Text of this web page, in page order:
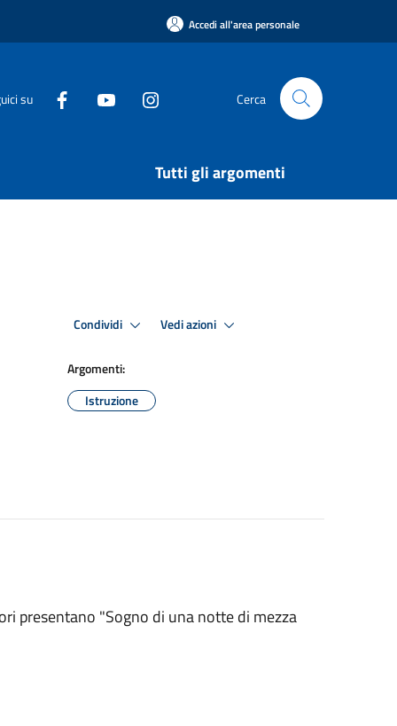
Accedi all'area personale
su Cerca
Tutti gli argomenti
Condividi Vedi azioni
Argomenti:
Istruzione
presentano "Sogno di una notte di mezza